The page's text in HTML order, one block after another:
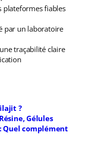
plateformes fiables
par un laboratoire
traçabilité claire
?
Gélules
Quel complément